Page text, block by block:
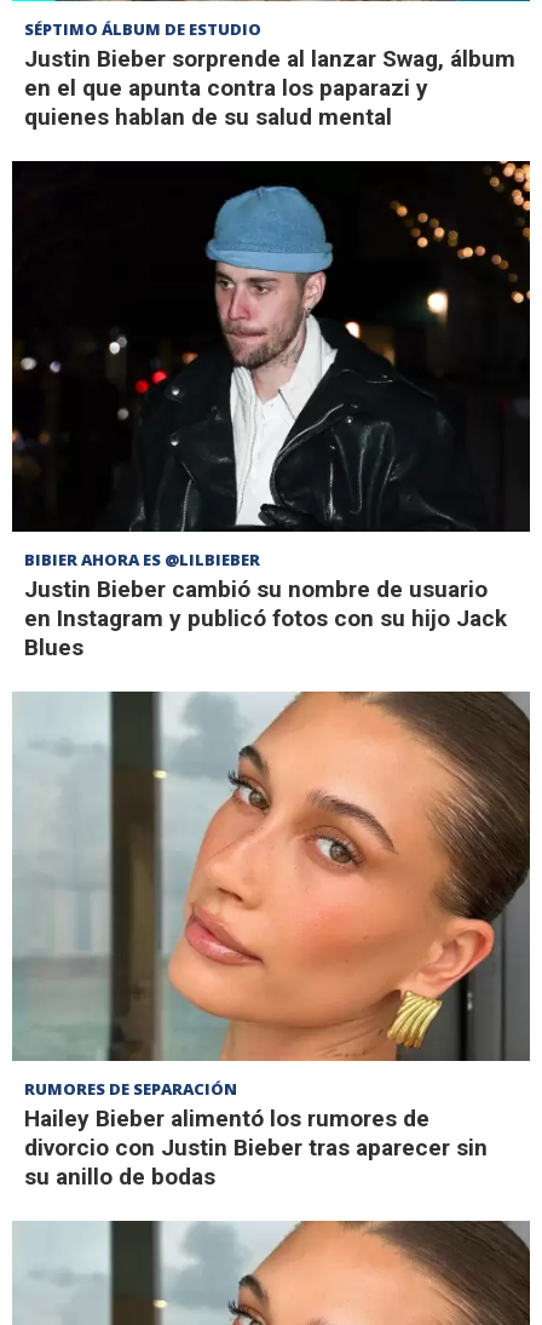
SÉPTIMO ÁLBUM DE ESTUDIO
Justin Bieber sorprende al lanzar Swag, álbum
en el que apunta contra los paparazi y
quienes hablan de su salud mental
BIBIER AHORA ES @LILBIEBER
Justin Bieber cambió su nombre de usuario
en Instagram y publicó fotos con su hijo Jack
Blues
RUMORES DE SEPARACIÓN
Hailey Bieber alimentó los rumores de
divorcio con Justin Bieber tras aparecer sin
su anillo de bodas